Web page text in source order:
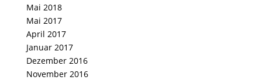
Mai 2018
Mai 2017
April 2017
Januar 2017
Dezember 2016
November 2016